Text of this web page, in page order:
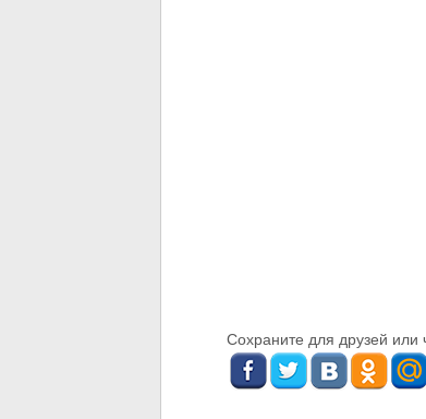
Сохраните для друзей или